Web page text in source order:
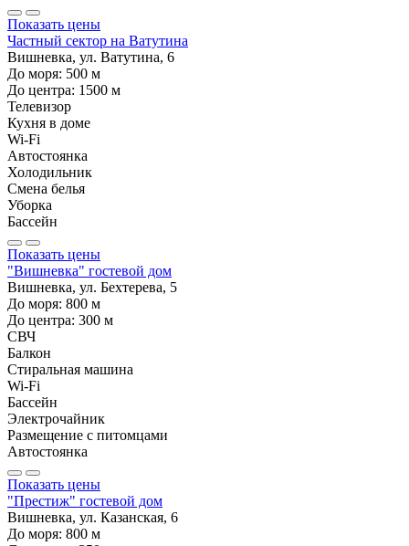
Показать цены
Частный сектор на Ватутина
Вишневка, ул. Ватутина, 6
До моря: 500 м
До центра: 1500 м
Телевизор
Кухня в доме
Wi-Fi
Автостоянка
Холодильник
Смена белья
Уборка
Бассейн
Показать цены
"Вишневка" гостевой дом
Вишневка, ул. Бехтерева, 5
До моря: 800 м
До центра: 300 м
СВЧ
Балкон
Стиральная машина
Wi-Fi
Бассейн
Электрочайник
Размещение с питомцами
Автостоянка
Показать цены
"Престиж" гостевой дом
Вишневка, ул. Казанская, 6
До моря: 800 м